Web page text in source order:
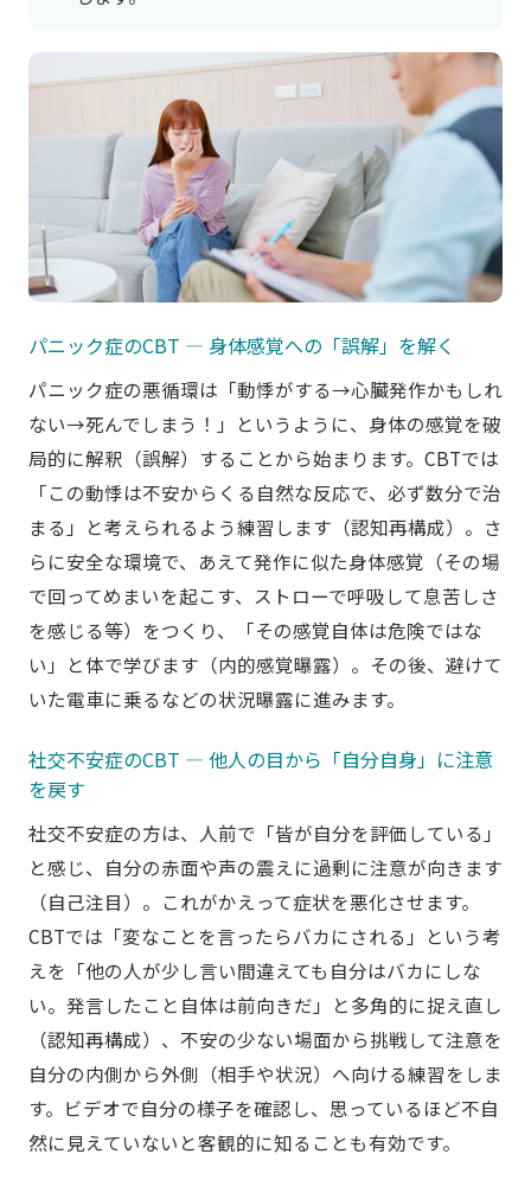
パニック症のCBT ― 身体感覚への「誤解」を解く
パニック症の悪循環は「動悸がする→心臓発作かもしれ
ない→死んでしまう！」というように、身体の感覚を破
局的に解釈（誤解）することから始まります。CBTでは
「この動悸は不安からくる自然な反応で、必ず数分で治
まる」と考えられるよう練習します（認知再構成）。さ
らに安全な環境で、あえて発作に似た身体感覚（その場
で回ってめまいを起こす、ストローで呼吸して息苦しさ
を感じる等）をつくり、「その感覚自体は危険ではな
い」と体で学びます（内的感覚曝露）。その後、避けて
いた電車に乗るなどの状況曝露に進みます。
社交不安症のCBT ― 他人の目から「自分自身」に注意
を戻す
社交不安症の方は、人前で「皆が自分を評価している」
と感じ、自分の赤面や声の震えに過剰に注意が向きます
（自己注目）。これがかえって症状を悪化させます。
CBTでは「変なことを言ったらバカにされる」という考
えを「他の人が少し言い間違えても自分はバカにしな
い。発言したこと自体は前向きだ」と多角的に捉え直し
（認知再構成）、不安の少ない場面から挑戦して注意を
自分の内側から外側（相手や状況）へ向ける練習をしま
す。ビデオで自分の様子を確認し、思っているほど不自
然に見えていないと客観的に知ることも有効です。